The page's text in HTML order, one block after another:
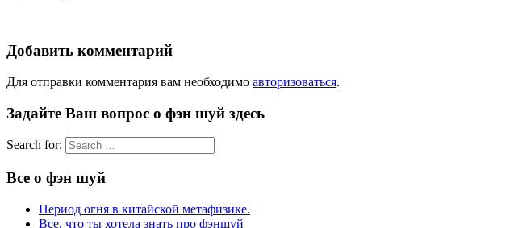
Добавить комментарий
Для отправки комментария вам необходимо авторизоваться.
Задайте Ваш вопрос о фэн шуй здесь
Search for:
Все о фэн шуй
Период огня в китайской метафизике.
Все, что ты хотела знать про фэншуй